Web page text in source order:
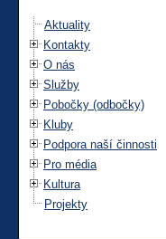
Aktuality
Kontakty
O nás
Služby
Pobočky (odbočky)
Kluby
Podpora naší činnosti
Pro média
Kultura
Projekty